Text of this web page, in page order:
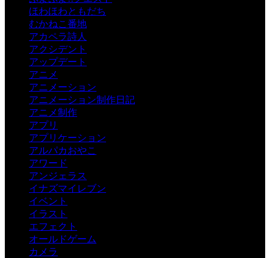
ほわほわともだち
むかねこ番地
アカペラ詩人
アクシデント
アップデート
アニメ
アニメーション
アニメーション制作日記
アニメ制作
アプリ
アプリケーション
アルパカおやこ
アワード
アンジェラス
イナズマイレブン
イベント
イラスト
エフェクト
オールドゲーム
カメラ